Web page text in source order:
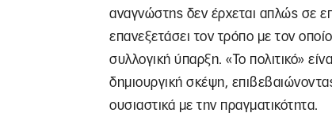
αναγνώστης δεν έρχεται απλώς σε
επανεξετάσει τον τρόπο με τον
συλλογική ύπαρξη. «Το πολιτικό»
δημιουργική σκέψη,
ουσιαστικά με την πραγματικότητα.